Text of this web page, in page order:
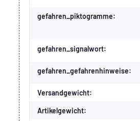
gefahren_piktogramme:
gefahren_signalwort:
gefahren_gefahrenhinweise:
Versandgewicht:
Artikelgewicht: